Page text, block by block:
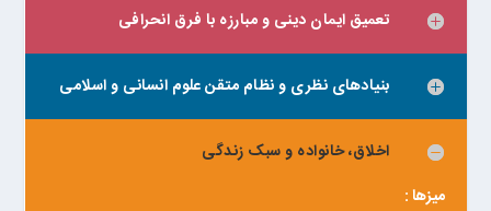
تعمیق ایمان دینی و مبارزه با فرق انحرافی
بنیادهای نظری و نظام متقن علوم انسانی و اسلامی
اخلاق، خانواده و سبک زندگی
میزها :